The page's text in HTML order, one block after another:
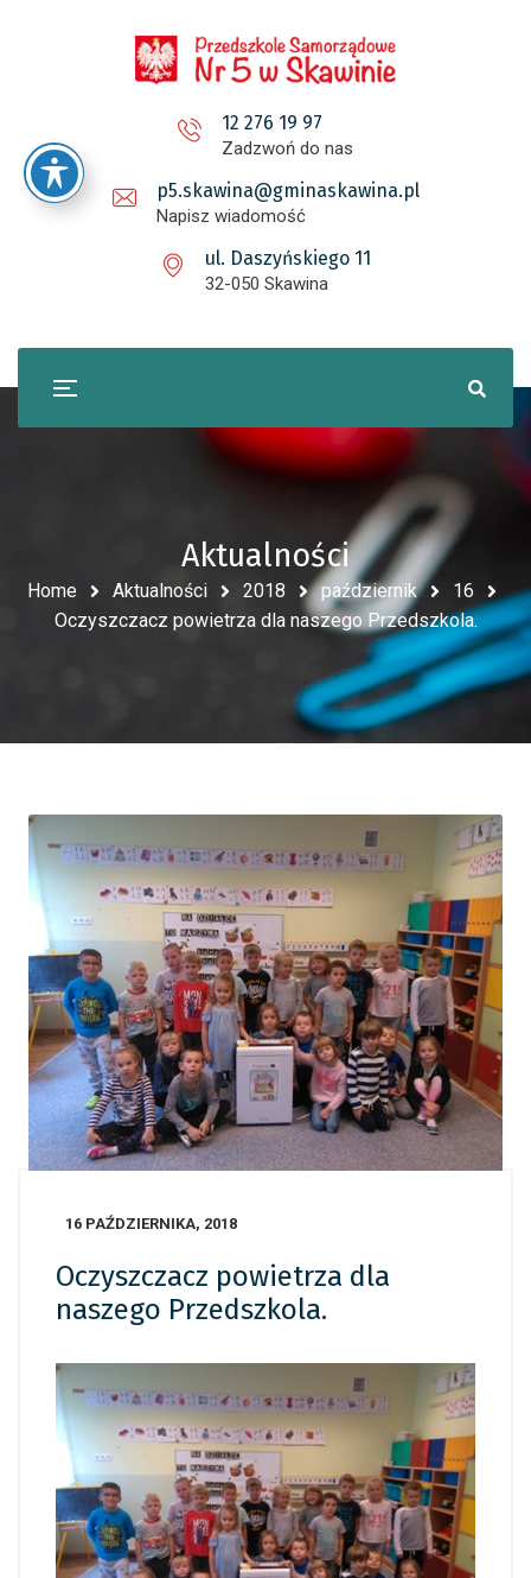
12 276 19 97
Zadzwoń do nas
p5.skawina@gminaskawina.pl
Napisz wiadomość
ul. Daszyńskiego 11
32-050 Skawina
Aktualności
Home Aktualności 2018 październik
16
Oczyszczacz powietrza dla naszego Przedszkola.
16 PAŹDZIERNIKA, 2018
Oczyszczacz powietrza dla
naszego Przedszkola.